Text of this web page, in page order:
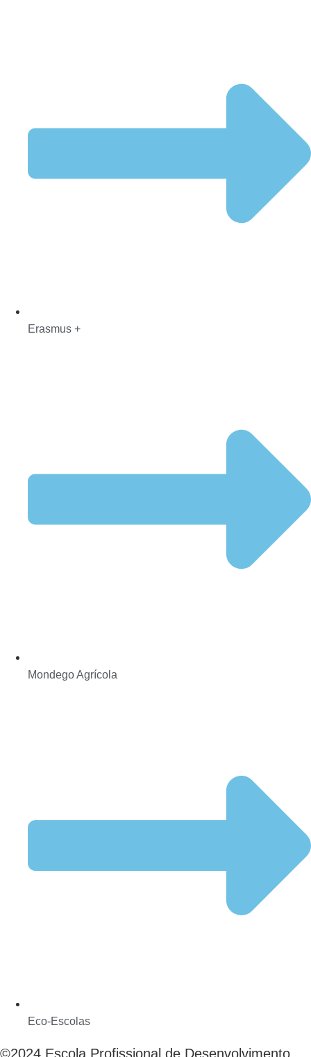
Erasmus +
Mondego Agrícola
Eco-Escolas
©2024 Escola Profissional de Desenvolvimento